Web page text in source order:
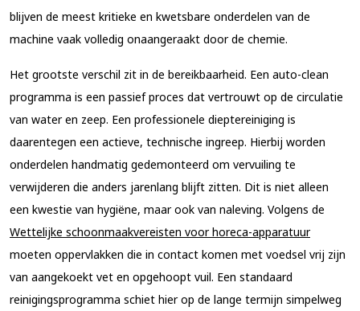
blijven de meest kritieke en kwetsbare onderdelen van de
machine vaak volledig onaangeraakt door de chemie.
Het grootste verschil zit in de bereikbaarheid. Een auto-clean
programma is een passief proces dat vertrouwt op de circulatie
van water en zeep. Een professionele dieptereiniging is
daarentegen een actieve, technische ingreep. Hierbij worden
onderdelen handmatig gedemonteerd om vervuiling te
verwijderen die anders jarenlang blijft zitten. Dit is niet alleen
een kwestie van hygiëne, maar ook van naleving. Volgens de
Wettelijke schoonmaakvereisten voor horeca-apparatuur
moeten oppervlakken die in contact komen met voedsel vrij zijn
van aangekoekt vet en opgehoopt vuil. Een standaard
reinigingsprogramma schiet hier op de lange termijn simpelweg